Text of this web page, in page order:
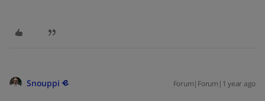
Snouppi Forum|Forum|1 year ago